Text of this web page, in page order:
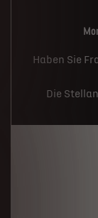
Haben Sie
Die